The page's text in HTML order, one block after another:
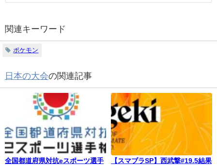
関連キーワード
ポケモン
日本の大会の関連記事
全国都道府県対抗eスポーツ選手
【スマブラSP】西武撃#19.5結果